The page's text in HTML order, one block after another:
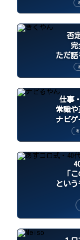
否
完
ただ話
仕事
常識や
ナビゲ
「
とい